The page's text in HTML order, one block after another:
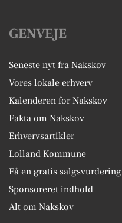
GENVEJE
Seneste nyt fra Nakskov
Vores lokale erhverv
Kalenderen for Nakskov
Fakta om Nakskov
Erhvervsartikler
Lolland Kommune
Få en gratis salgsvurdering
Sponsoreret indhold
Alt om Nakskov